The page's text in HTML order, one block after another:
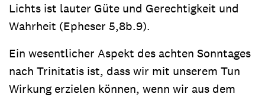
Lichts ist lauter Güte und Gerechtigkeit und
Wahrheit (Epheser 5,8b.9).
Ein wesentlicher Aspekt des achten Sonntages
nach Trinitatis ist, dass wir mit unserem Tun
Wirkung erzielen können, wenn wir aus dem